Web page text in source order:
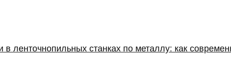
в ленточнопильных станках по металлу: как